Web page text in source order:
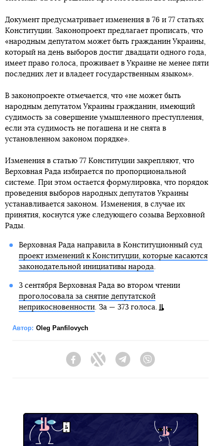
Документ предусматривает изменения в 76 и 77 статьях
Конституции. Законопроект предлагает прописать, что
«народным депутатом может быть гражданин Украины,
который на день выборов достиг двадцати одного года,
имеет право голоса, проживает в Украине не менее пяти
последних лет и владеет государственным языком».
В законопроекте отмечается, что «не может быть
народным депутатом Украины гражданин, имеющий
судимость за совершение умышленного преступления,
если эта судимость не погашена и не снята в
установленном законом порядке».
Изменения в статью 77 Конституции закрепляют, что
Верховная Рада избирается по пропорциональной
системе. При этом остается формулировка, что порядок
проведения выборов народных депутатов Украины
устанавливается законом. Изменения, в случае их
принятия, коснутся уже следующего созыва Верховной
Рады.
Верховная Рада направила в Конституционный суд
проект изменений к Конституции, которые касаются
законодательной инициативы народа.
3 сентября Верховная Рада во втором чтении
проголосовала за снятие депутатской
неприкосновенности. За — 373 голоса.
Автор: Oleg Panfilovych
FacebookTwitter Telegram